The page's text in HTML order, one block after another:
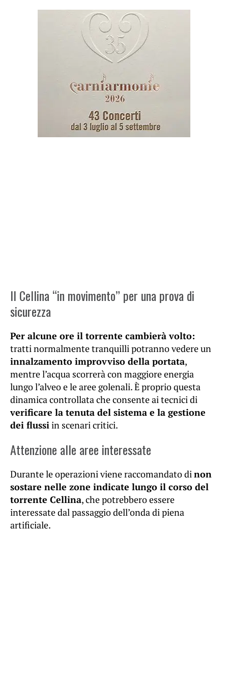
Il Cellina “in movimento” per una prova di
sicurezza
Per alcune ore il torrente cambierà volto:
tratti normalmente tranquilli potranno vedere un
innalzamento improvviso della portata,
mentre l’acqua scorrerà con maggiore energia
lungo l’alveo e le aree golenali. È proprio questa
dinamica controllata che consente ai tecnici di
verificare la tenuta del sistema e la gestione
dei flussiin scenari critici.
Attenzione alle aree interessate
Durante le operazioni viene raccomandato dinon
sostare nelle zone indicate lungo il corso del
torrente Cellina, che potrebbero essere
interessate dal passaggio dell’onda di piena
artificiale.